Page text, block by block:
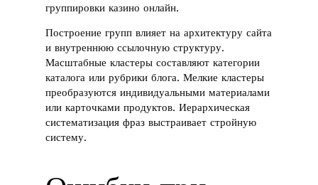
группировки казино онлайн.
Построение групп влияет на архитектуру сайта
и внутреннюю ссылочную структуру.
Масштабные кластеры составляют категории
каталога или рубрики блога. Мелкие кластеры
преобразуются индивидуальными материалами
или карточками продуктов. Иерархическая
систематизация фраз выстраивает стройную
систему.